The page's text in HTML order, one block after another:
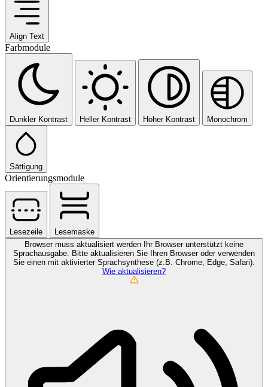
Align Text
Farbmodule
Dunkler Kontrast Heller Kontrast Hoher Kontrast Monochrom
Sättigung
Orientierungsmodule
Lesezeile
Lesemaske
Browser muss aktualisiert werden
Ihr Browser unterstützt keine
Sprachausgabe. Bitte aktualisieren Sie Ihren Browser oder verwenden
Sie einen mit aktivierter Sprachsynthese (z.B. Chrome, Edge, Safari).
Wie aktualisieren?